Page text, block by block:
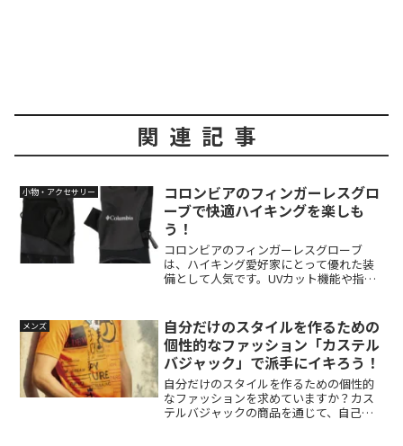
関連記事
小物・アクセサリー
コロンビアのフィンガーレスグロ
ーブで快適ハイキングを楽しも
う！
コロンビアのフィンガーレスグローブ
は、ハイキング愛好家にとって優れた装
備として人気です。UVカット機能や指先
は、これらのグローブの特徴や機能を詳
しく解説します。
メンズ
自分だけのスタイルを作るための
個性的なファッション「カステル
バジャック」で派手にイキろう！
自分だけのスタイルを作るための個性的
なファッションを求めていますか？カス
テルバジャックの商品を通じて、自己表